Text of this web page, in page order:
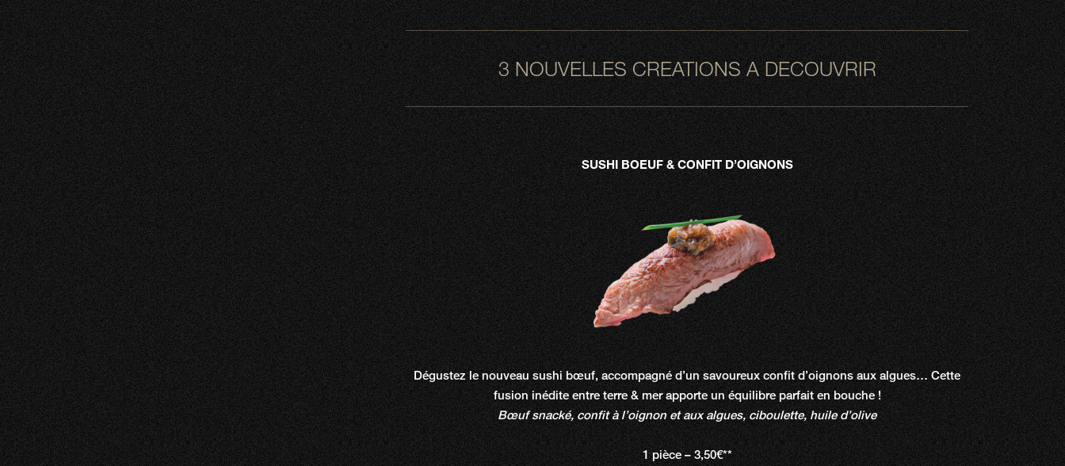
3 NOUVELLES CREATIONS A DECOUVRIR
SUSHI BOEUF & CONFIT D’OIGNONS
Dégustez le nouveau sushi bœuf, accompagné d’un savoureux confit d’oignons aux algues… Cette
fusion inédite entre terre & mer apporte un équilibre parfait en bouche !
Bœuf snacké, confit à l’oignon et aux algues, ciboulette, huile d’olive
1 pièce – 3,50€**